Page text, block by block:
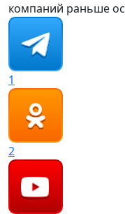
компаний раньше
1
2